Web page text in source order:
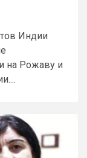
Индии
на Рожаву и